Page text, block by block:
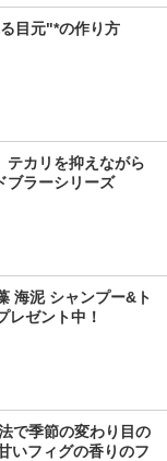
目元"*の作り方
テカリを抑えながら
ブラーシリーズ
海泥 シャンプー&ト
レゼント中！
で季節の変わり目の
いフィグの香りのフ